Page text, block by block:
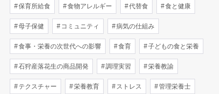
保育所給食 食物アレルギー 代替食 食と健康
母子保健 コミュニティ 病気の仕組み
食事・栄養の次世代への影響 食育 子どもの食と栄養
石狩産落花生の商品開発 調理実習 栄養教諭
テクスチャー 栄養教育 ストレス 管理栄養士